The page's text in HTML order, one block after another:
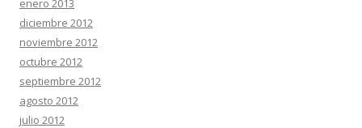
enero 2013
diciembre 2012
noviembre 2012
octubre 2012
septiembre 2012
agosto 2012
julio 2012